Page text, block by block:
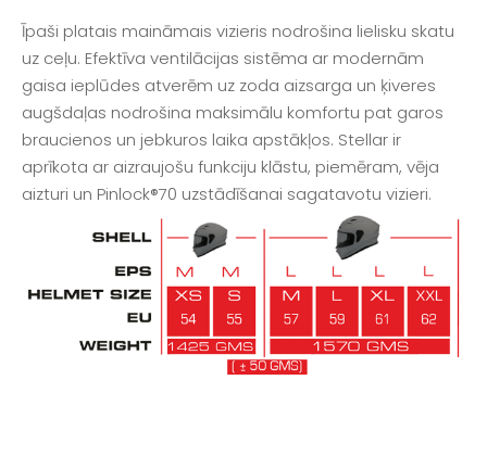
Īpaši platais maināmais vizieris nodrošina lielisku skatu
uz ceļu. Efektīva ventilācijas sistēma ar modernām
gaisa ieplūdes atverēm uz zoda aizsarga un ķiveres
augšdaļas nodrošina maksimālu komfortu pat garos
braucienos un jebkuros laika apstākļos. Stellar ir
aprīkota ar aizraujošu funkciju klāstu, piemēram, vēja
aizturi un Pinlock®70 uzstādīšanai sagatavotu vizieri.